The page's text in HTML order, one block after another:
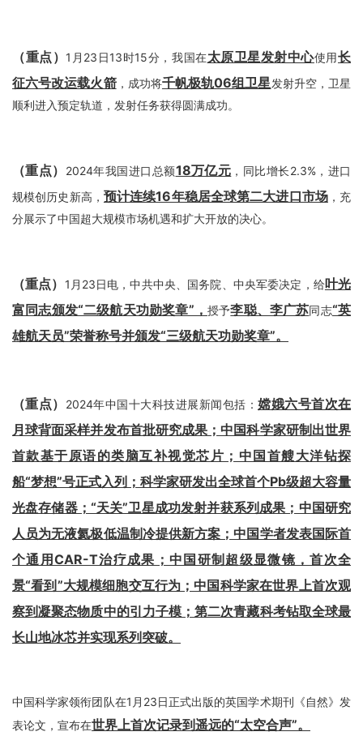
（重点） 1月23日13时15分，我国在太原卫星发射中心使用长
征六号改运载火箭，成功将千帆极轨06组卫星发射升空，卫星
顺利进入预定轨道，发射任务获得圆满成功。
（重点） 2024年我国进口总额18万亿元 ，同比增长2.3%，进口
规模创历史新高， 预计连续16年稳居全球第二大进口市场，充
分展示了中国超大规模市场机遇和扩大开放的决心。
（重点） 1月23日电，中共中央、国务院、中央军委决定，给叶光
富同志颁发“二级航天功勋奖章”， 授予李聪、李广苏同志“英
雄航天员”荣誉称号并颁发“三级航天功勋奖章”。
（重点） 2024年中国十大科技进展新闻包括：嫦娥六号首次在
月球背面采样并发布首批研究成果；中国科学家研制出世界
首款基于原语的类脑互补视觉芯片；中国首艘大洋钻探
船“梦想”号正式入列；科学家研发出全球首个Pb级超大容量
光盘存储器；“天关”卫星成功发射并获系列成果；中国研究
人员为无液氦极低温制冷提供新方案；中国学者发表国际首
个通用CAR-T治疗成果；中国研制超级显微镜，首次全
景“看到”大规模细胞交互行为；中国科学家在世界上首次观
察到凝聚态物质中的引力子模；第二次青藏科考钻取全球最
长山地冰芯并实现系列突破。
中国科学家领衔团队在1月23日正式出版的英国学术期刊《自然》发
表论文，宣布在世界上首次记录到遥远的“太空合声”。